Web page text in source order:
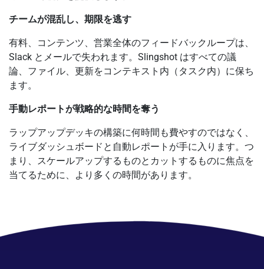
チームが混乱し、期限を逃す
有料、コンテンツ、営業全体のフィードバックループは、
Slack とメールで失われます。Slingshot はすべての議
論、ファイル、更新をコンテキスト内（タスク内）に保ち
ます。
手動レポートが戦略的な時間を奪う
ラップアップデッキの構築に何時間も費やすのではなく、
ライブダッシュボードと自動レポートが手に入ります。つ
まり、スケールアップするものとカットするものに焦点を
当てるために、より多くの時間があります。